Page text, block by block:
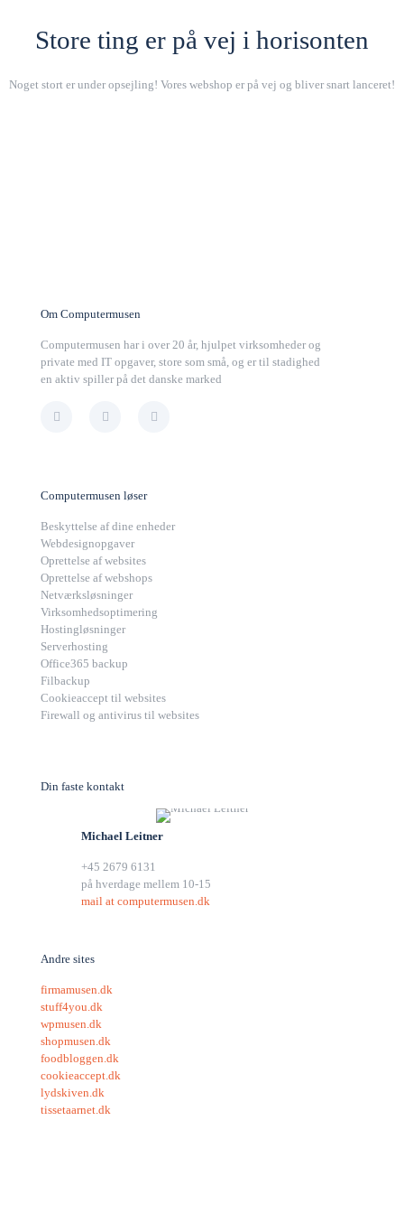
Store ting er på vej i horisonten
Noget stort er under opsejling! Vores webshop er på vej og bliver snart lanceret!
Om Computermusen
Computermusen har i over 20 år, hjulpet virksomheder og
private med IT opgaver, store som små, og er til stadighed
en aktiv spiller på det danske marked
Computermusen løser
Beskyttelse af dine enheder
Webdesignopgaver
Oprettelse af websites
Oprettelse af webshops
Netværksløsninger
Virksomhedsoptimering
Hostingløsninger
Serverhosting
Office365 backup
Filbackup
Cookieaccept til websites
Firewall og antivirus til websites
Din faste kontakt
Michael Leitner
+45 2679 6131
på hverdage mellem 10-15
mail at computermusen.dk
Andre sites
firmamusen.dk
stuff4you.dk
wpmusen.dk
shopmusen.dk
foodbloggen.dk
cookieaccept.dk
lydskiven.dk
tissetaarnet.dk